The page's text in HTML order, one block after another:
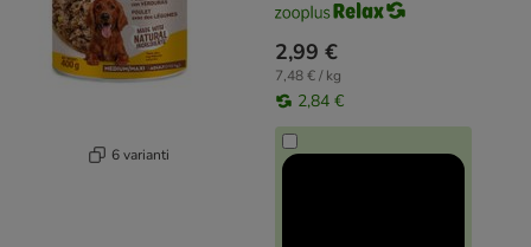
6 varianti
2,99 €
7,48 € / kg
2,84 €